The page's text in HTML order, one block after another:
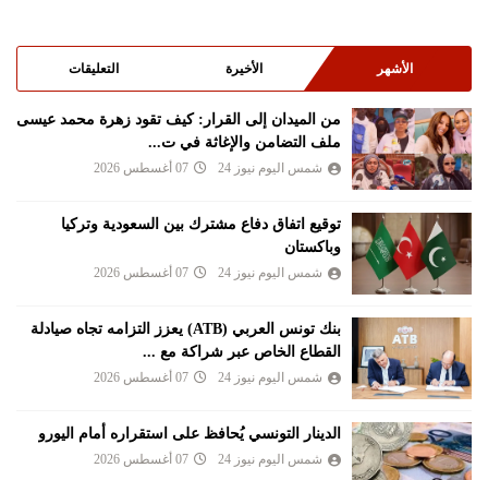
الأشهر الأخيرة التعليقات
من الميدان إلى القرار: كيف تقود زهرة محمد عيسى
ملف التضامن والإغاثة في ت...
شمس اليوم نيوز 24 07 أغسطس 2026
توقيع اتفاق دفاع مشترك بين السعودية وتركيا
وباكستان
شمس اليوم نيوز 24 07 أغسطس 2026
بنك تونس العربي (ATB) يعزز التزامه تجاه صيادلة
القطاع الخاص عبر شراكة مع ...
شمس اليوم نيوز 24 07 أغسطس 2026
الدينار التونسي يُحافظ على استقراره أمام اليورو
شمس اليوم نيوز 24 07 أغسطس 2026